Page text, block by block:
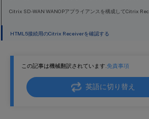
この記事は機械翻訳されています.免責事項
英語に切り替え
Citrix SD-WAN WANOPアプライアンスを構成してCitrix
HTML5接続用のCitrix Receiverを確認する